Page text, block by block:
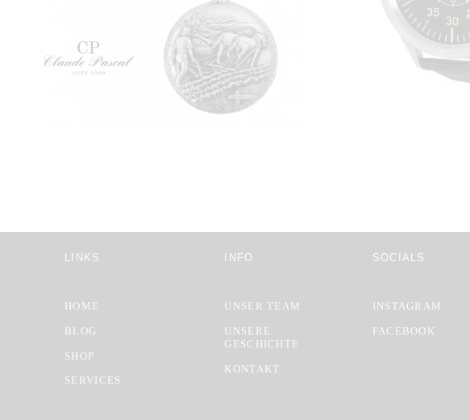
LINKS
HOME
BLOG
SHOP
SERVICES
INFO
UNSER TEAM
UNSERE
GESCHICHTE
KONTAKT
SOCIALS
INSTAGRAM
FACEBOOK